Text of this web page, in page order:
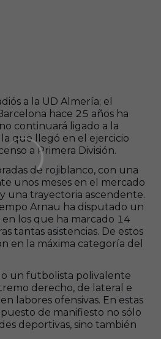
a la UD Almería; el
hace 25 años ha
continuará ligado a la
que llegó en el ejercicio
a Primera División.
de rojiblanco, con una
unos meses en el mercado
una trayectoria ascendente.
Arnau ha disputado un
los que ha marcado 14
tantas asistencias. De estos
en la máxima categoría del
un futbolista polivalente
derecho, de lateral e
labores ofensivas. En estas
de manifiesto no sólo
deportivas, sino también